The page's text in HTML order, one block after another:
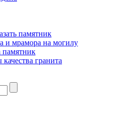
памятник
и мрамора на могилу
гранита